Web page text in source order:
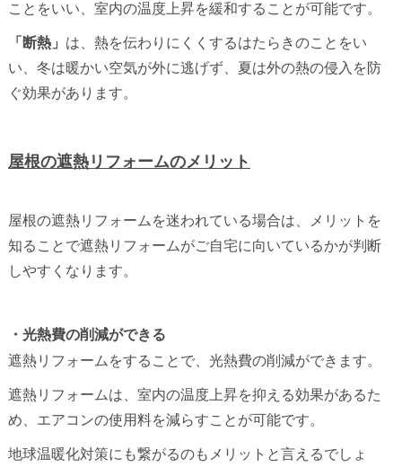
ことをいい、室内の温度上昇を緩和することが可能です。
「断熱」 は、熱を伝わりにくくするはたらきのことをい
い、冬は暖かい空気が外に逃げず、夏は外の熱の侵入を防
ぐ効果があります。
屋根の遮熱リフォームのメリット
屋根の遮熱リフォームを迷われている場合は、メリットを
知ることで遮熱リフォームがご自宅に向いているかが判断
しやすくなります。
・光熱費の削減ができる
遮熱リフォームをすることで、光熱費の削減ができます。
遮熱リフォームは、室内の温度上昇を抑える効果があるた
め、エアコンの使用料を減らすことが可能です。
地球温暖化対策にも繋がるのもメリットと言えるでしょ